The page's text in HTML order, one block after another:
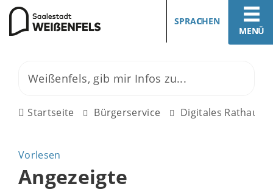
MENÜ
SPRACHEN
Startseite Bürgerservice Digitales Rathaus
Vorlesen
Angezeigte